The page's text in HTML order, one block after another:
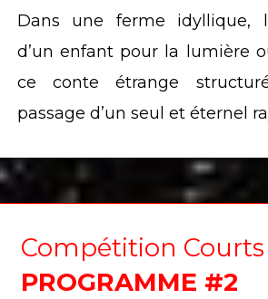
Dans une ferme idyllique,
d’un enfant pour la lumière
ce conte étrange
passage d’un seul et éternel
Compétition
PROGRAMME #2